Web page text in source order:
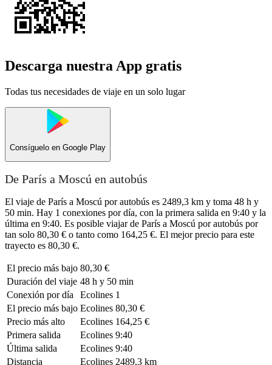
Descarga nuestra App gratis
Todas tus necesidades de viaje en un solo lugar
Consíguelo en Google Play
De París a Moscú en autobús
El viaje de París a Moscú por autobús es 2489,3 km y toma 48 h y
50 min. Hay 1 conexiones por día, con la primera salida en 9:40 y la
última en 9:40. Es posible viajar de París a Moscú por autobús por
tan solo 80,30 € o tanto como 164,25 €. El mejor precio para este
trayecto es 80,30 €.
El precio más bajo 80,30 €
Duración del viaje 48 h y 50 min
Conexión por día
Ecolines 1
El precio más bajo Ecolines 80,30 €
Precio más alto
Ecolines 164,25 €
Primera salida
Ecolines 9:40
Última salida
Ecolines 9:40
Distancia
Ecolines 2489,3 km